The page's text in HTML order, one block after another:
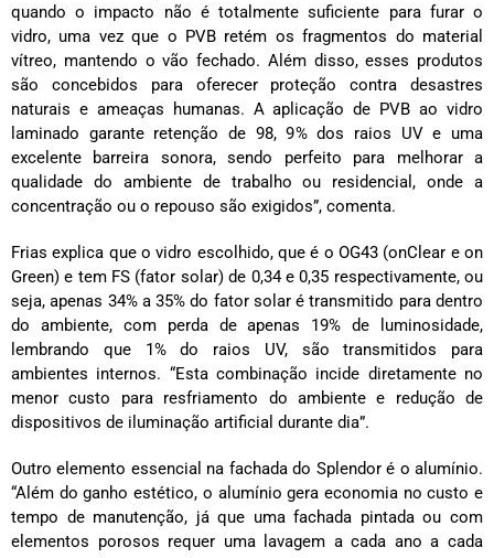
quando o impacto não é totalmente suficiente para furar o
vidro, uma vez que o PVB retém os fragmentos do material
vítreo, mantendo o vão fechado. Além disso, esses produtos
são concebidos para oferecer proteção contra desastres
naturais e ameaças humanas. A aplicação de PVB ao vidro
laminado garante retenção de 98, 9% dos raios UV e uma
excelente barreira sonora, sendo perfeito para melhorar a
qualidade do ambiente de trabalho ou residencial, onde a
concentração ou o repouso são exigidos”, comenta.
Frias explica que o vidro escolhido, que é o OG43 (onClear e on
Green) e tem FS (fator solar) de 0,34 e 0,35 respectivamente, ou
seja, apenas 34% a 35% do fator solar é transmitido para dentro
do ambiente, com perda de apenas 19% de luminosidade,
lembrando que 1% do raios UV, são transmitidos para
ambientes internos. “Esta combinação incide diretamente no
menor custo para resfriamento do ambiente e redução de
dispositivos de iluminação artificial durante dia”.
Outro elemento essencial na fachada do Splendor é o alumínio.
“Além do ganho estético, o alumínio gera economia no custo e
tempo de manutenção, já que uma fachada pintada ou com
elementos porosos requer uma lavagem a cada ano a cada